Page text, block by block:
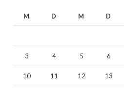
M D M D
3 4 5 6
10 11 12 13